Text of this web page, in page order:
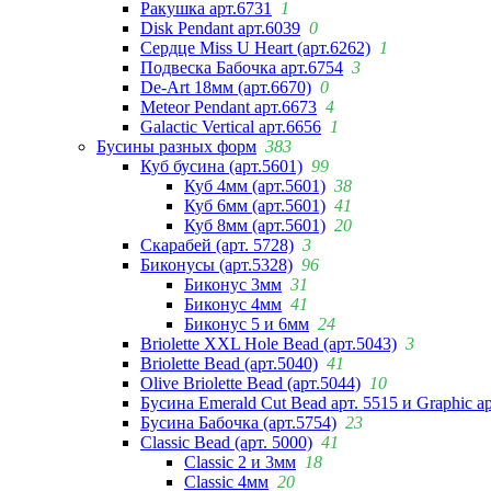
Ракушка арт.6731
1
Disk Pendant арт.6039 0
Сердце Miss U Heart (арт.6262) 1
Подвеска Бабочка арт.6754 3
De-Art 18мм (арт.6670) 0
Meteor Pendant арт.6673 4
Galactic Vertical арт.6656 1
Бусины разных форм 383
Куб бусина (арт.5601) 99
Куб 4мм (арт.5601) 38
Куб 6мм (арт.5601) 41
Куб 8мм (арт.5601) 20
Скарабей (арт. 5728) 3
Биконусы (арт.5328) 96
Биконус 3мм 31
Биконус 4мм 41
Биконус 5 и 6мм 24
Briolette XXL Hole Bead (арт.5043) 3
Briolette Bead (арт.5040) 41
Olive Briolette Bead (арт.5044) 10
Бусина Emerald Cut Bead арт. 5515 и Graphic
Бусина Бабочка (арт.5754) 23
Classic Bead (арт. 5000) 41
Classic 2 и 3мм 18
Classic 4мм 20